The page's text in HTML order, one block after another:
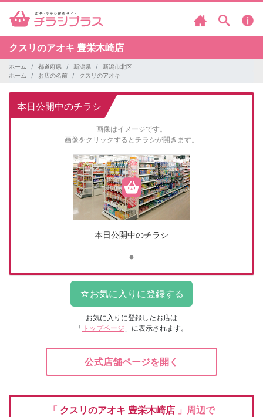
クスリのアオキ 豊栄木崎店
ホーム 都道府県 新潟県
新潟市北区
ホーム
お店の名前 クスリのアオキ
本日公開中のチラシ
画像はイメージです。
画像をクリックするとチラシが開きます。
本日公開中のチラシ
お気に入りに登録したお店は
「 トップページ 」に表示されます。
公式店舗ページを開く
「 クスリのアオキ 豊栄木崎店 」周辺で